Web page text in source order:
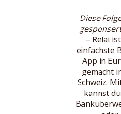
Diese
– Relai
einfachste
App in
gemacht
Schweiz.
kannst